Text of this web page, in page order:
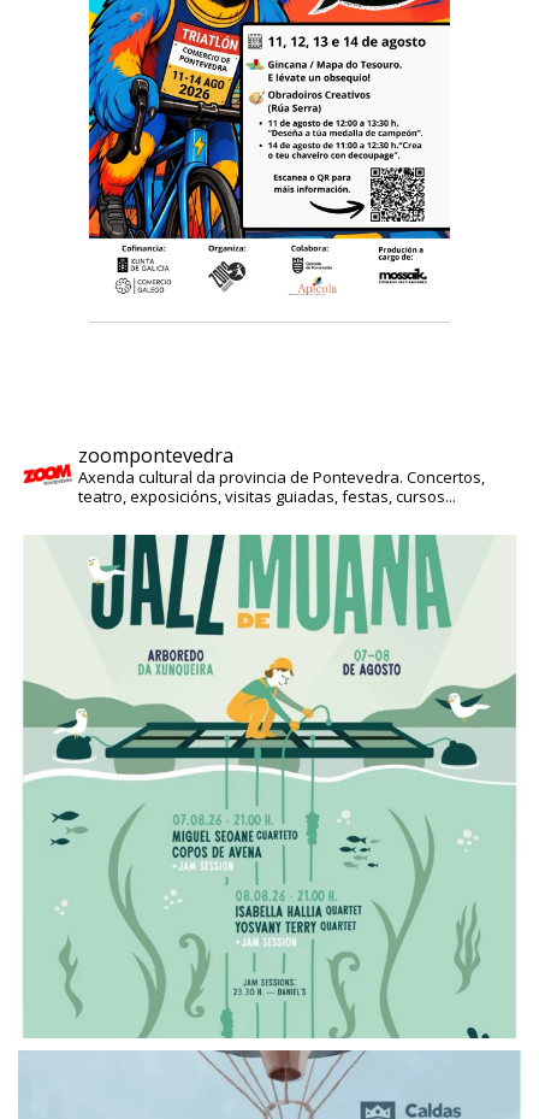
zoompontevedra
Axenda cultural da provincia de Pontevedra. Concertos,
teatro, exposicións, visitas guiadas, festas, cursos...